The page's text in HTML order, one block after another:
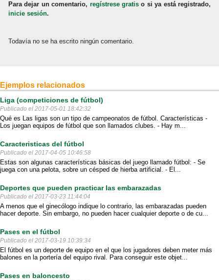
Para dejar un comentario, regístrese gratis o si ya está registrado,
inicie sesión.
Todavía no se ha escrito ningún comentario.
Ejemplos relacionados
Liga (competiciones de fútbol)
Publicado el 2017-05-01 18:42:32
Qué es Las ligas son un tipo de campeonatos de fútbol. Características -
Los juegan equipos de fútbol que son llamados clubes. - Hay m...
Caracteristicas del fútbol
Publicado el 2017-04-05 10:46:58
Estas son algunas características básicas del juego llamado fútbol: - Se
juega con una pelota, sobre un césped de hierba artificial. - El...
Deportes que pueden practicar las embarazadas
Publicado el 2017-03-23 11:44:04
A menos que el ginecólogo indique lo contrario, las embarazadas pueden
hacer deporte. Sin embargo, no pueden hacer cualquier deporte o de cu...
Pases en el fútbol
Publicado el 2017-03-19 10:39:34
El fútbol es un deporte de equipo en el que los jugadores deben meter más
balones en la portería del equipo rival. Para conseguir este objet...
Pases en baloncesto